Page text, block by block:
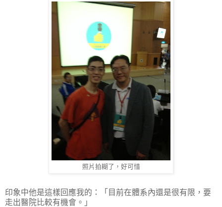
照片拍糊了，好可惜
印象中他是這樣回應我的：「目前在體系內還是很有限，要
走出醫院比較有機會。」